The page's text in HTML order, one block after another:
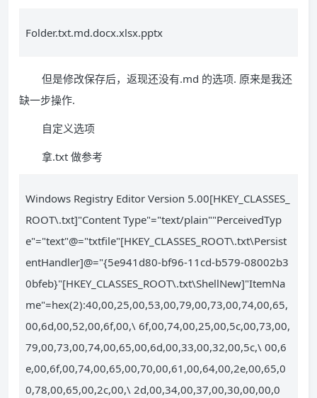
Folder.txt.md.docx.xlsx.pptx
但是修改保存后，返现还没有.md 的选项. 原来是我还
缺一步操作.
自定义选项
拿.txt 做参考
Windows Registry Editor Version 5.00[HKEY_CLASSES_
ROOT\.txt]"Content Type"="text/plain""PerceivedTyp
e"="text"@="txtfile"[HKEY_CLASSES_ROOT\.txt\Persist
entHandler]@="{5e941d80-bf96-11cd-b579-08002b3
0bfeb}"[HKEY_CLASSES_ROOT\.txt\ShellNew]"ItemNa
me"=hex(2):40,00,25,00,53,00,79,00,73,00,74,00,65,
00,6d,00,52,00,6f,00,\ 6f,00,74,00,25,00,5c,00,73,00,
79,00,73,00,74,00,65,00,6d,00,33,00,32,00,5c,\ 00,6
e,00,6f,00,74,00,65,00,70,00,61,00,64,00,2e,00,65,0
0,78,00,65,00,2c,00,\ 2d,00,34,00,37,00,30,00,00,0